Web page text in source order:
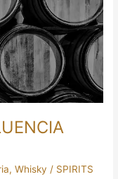
,Whisky / SPIRITS